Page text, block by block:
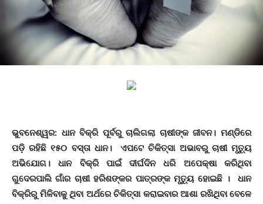
ଭୁବନେଶ୍ୱର: ଧାନ ବିକ୍ରି ପୂର୍ବରୁ ଚାଲିଗଲା ଚାଷୀଙ୍କ ଜୀବନ। ମଣ୍ଡିରେ
ପଡ଼ି ରହିଛି ୧୫୦ ବସ୍ତା ଧାନ। ଏପଟେ ଚିକିତ୍ସା ଅଭାବରୁ ଚାଷୀ ମୃତ୍ୟୁ
ଅଭିଯୋଗ। ଧାନ ବିକ୍ରି ପାଇଁ ଦୀର୍ଘଦିନ ଧରି ଅପେକ୍ଷା କରିଥିବା
ଗୁଦେରପାଲି ଗାଁର ଚାଷୀ ହରିଶଙ୍କର ପାତ୍ରଙ୍କ ମୃତ୍ୟୁ ହୋଇଛି । ଧାନ
ବିକ୍ରିରୁ ମିଳିବାକୁ ଥିବା ଅର୍ଥରେ ଚିକିତ୍ସା କରାଇବାର ଆଶା ରଖିଥିବା ବେଳେ